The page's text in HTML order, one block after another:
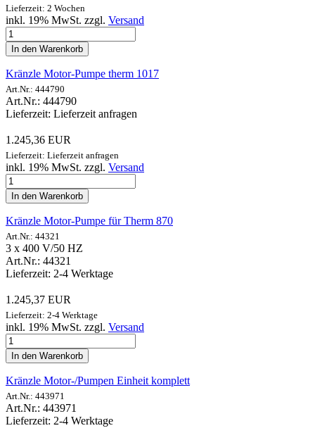
Lieferzeit: 2 Wochen
inkl. 19% MwSt. zzgl. Versand
In den Warenkorb
Kränzle Motor-Pumpe therm 1017
Art.Nr.: 444790
Art.Nr.: 444790
Lieferzeit: Lieferzeit anfragen
1.245,36 EUR
Lieferzeit: Lieferzeit anfragen
inkl. 19% MwSt. zzgl. Versand
In den Warenkorb
Kränzle Motor-Pumpe für Therm 870
Art.Nr.: 44321
3 x 400 V/50 HZ
Art.Nr.: 44321
Lieferzeit: 2-4 Werktage
1.245,37 EUR
Lieferzeit: 2-4 Werktage
inkl. 19% MwSt. zzgl. Versand
In den Warenkorb
Kränzle Motor-/Pumpen Einheit komplett
Art.Nr.: 443971
Art.Nr.: 443971
Lieferzeit: 2-4 Werktage